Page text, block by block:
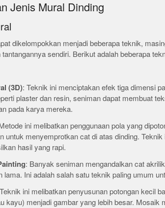
Jenis Mural Dinding
dikelompokkan menjadi beberapa teknik,
tantangannya sendiri. Berikut adalah beberapa
(3D): Teknik ini menciptakan efek tiga dimensi
plaster dan resin, seniman dapat membuat
pada karya mereka.
ini melibatkan penggunaan pola yang
untuk menyemprotkan cat di atas dinding. Teknik
hasil yang rapi.
: Banyak seniman mengandalkan cat
lama. Ini adalah salah satu teknik paling umum
ini melibatkan penyusunan potongan kecil
kayu) menjadi gambar yang lebih besar. Mosaik